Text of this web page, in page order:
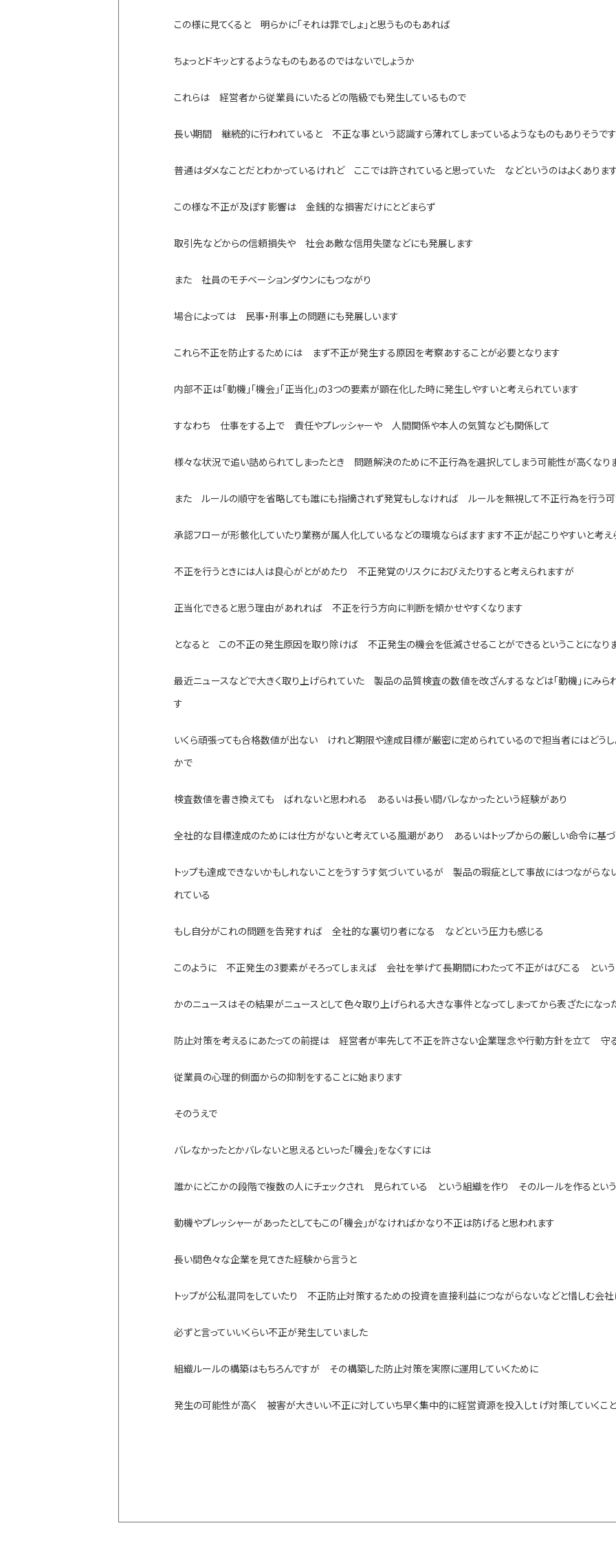
この様に見てくると 明らかに「それは罪でしょ」と思うものもあれば
ちょっとドキッとするようなものもあるのではないでしょうか
これらは 経営者から従業員にいたるどの階級でも発生しているもので
長い期間 継続的に行われていると 不正な事という認識すら薄れてしまっているようなものもありそうです
普通はダメなことだとわかっているけれど ここでは許されていると思っていた などというのはよくありま
この様な不正が及ぼす影響は 金銭的な損害だけにとどまらず
取引先などからの信頼損失や 社会あ敵な信用失墜などにも発展します
また 社員のモチベーションダウンにもつながり
場合によっては 民事・刑事上の問題にも発展しいます
これら不正を防止するためには まず不正が発生する原因を考察あすることが必要となります
内部不正は「動機」「機会」「正当化」の3つの要素が顕在化した時に発生しやすいと考えられています
すなわち 仕事をする上で 責任やプレッシャーや 人間関係や本人の気質なども関係して
様々な状況で追い詰められてしまったとき 問題解決のために不正行為を選択してしまう可能性が高くなり
また ルールの順守を省略しても誰にも指摘されず発覚もしなければ ルールを無視して不正行為を行う
承認フローが形骸化していたり業務が属人化しているなどの環境ならばますます不正が起こりやすいと考え
不正を行うときには人は良心がとがめたり 不正発覚のリスクにおびえたりすると考えられますが
正当化できると思う理由があれれば 不正を行う方向に判断を傾かせやすくなります
となると この不正の発生原因を取り除けば 不正発生の機会を低減させることができるということになり
最近ニュースなどで大きく取り上げられていた 製品の品質検査の数値を改ざんするなどは「動機」にみ
す
いくら頑張っても合格数値が出ない けれど期限や達成目標が厳密に定められているので担当者にはどうし
かで
検査数値を書き換えても ばれないと思われる あるいは長い間バレなかったという経験があり
全社的な目標達成のためには仕方がないと考えている風潮があり あるいはトップからの厳しい命令に基
トップも達成できないかもしれないことをうすうす気づいているが 製品の瑕疵として事故にはつながら
れている
もし自分がこれの問題を告発すれば 全社的な裏切り者になる などという圧力も感じる
このように 不正発生の3要素がそろってしまえば 会社を挙げて長期間にわたって不正がはびこる という
かのニュースはその結果がニュースとして色々取り上げられる大きな事件となってしまってから表ざたになっ
防止対策を考えるにあたっての前提は 経営者が率先して不正を許さない企業理念や行動方針を立て 守
従業員の心理的側面からの抑制をすることに始まります
そのうえで
バレなかったとかバレないと思えるといった「機会」をなくすには
誰かにどこかの段階で複数の人にチェックされ 見られている という組織を作り そのルールを作るとい
動機やプレッシャーがあったとしてもこの「機会」がなければかなり不正は防げると思われます
長い間色々な企業を見てきた経験から言うと
トップが公私混同をしていたり 不正防止対策するための投資を直接利益につながらないなどと惜しむ会
必ずと言っていいくらい不正が発生していました
組織ルールの構築はもちろんですが その構築した防止対策を実際に運用していくために
発生の可能性が高く 被害が大きいい不正に対していち早く集中的に経営資源を投入しｔげ対策していくこ